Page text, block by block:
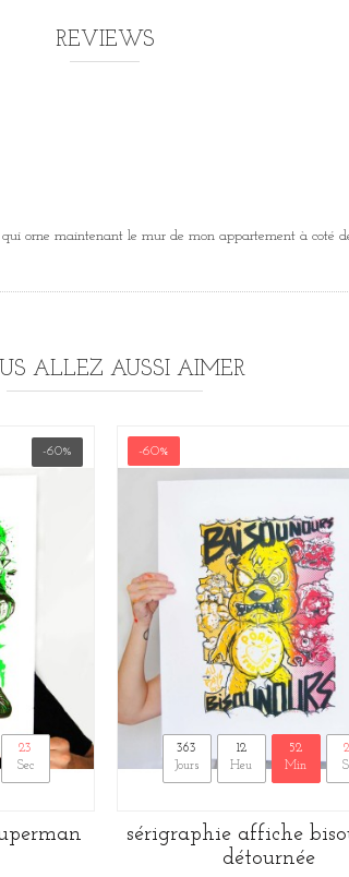
REVIEWS
orne maintenant le mur de mon appartement à coté
ALLEZ AUSSI AIMER
-60%
22
Sec
363
Jours
12
Heu
52
Min
-60%
sérigraphie affiche
détournée